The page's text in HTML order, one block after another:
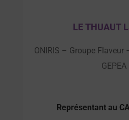
LE THUAUT
ONIRIS – Groupe Flaveur
GEPEA
Représentant au